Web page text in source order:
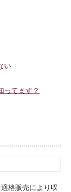
い
ってます？
格販売により収